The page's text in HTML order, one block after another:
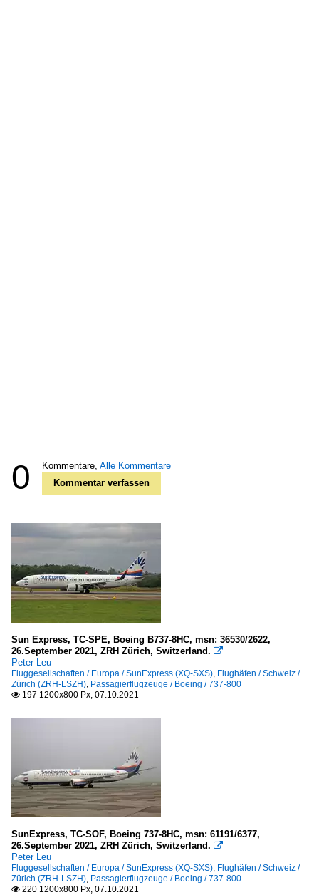
0 Kommentare, Alle Kommentare
Kommentar verfassen
Sun Express, TC-SPE, Boeing B737-8HC, msn: 36530/2622,
26.September 2021, ZRH Zürich, Switzerland. 
Peter Leu
Fluggesellschaften / Europa / SunExpress (XQ-SXS), Flughäfen / Schweiz /
Zürich (ZRH-LSZH), Passagierflugzeuge / Boeing / 737-800
 197 1200x800 Px, 07.10.2021
SunExpress, TC-SOF, Boeing 737-8HC, msn: 61191/6377,
26.September 2021, ZRH Zürich, Switzerland. 
Peter Leu
Fluggesellschaften / Europa / SunExpress (XQ-SXS), Flughäfen / Schweiz /
Zürich (ZRH-LSZH), Passagierflugzeuge / Boeing / 737-800
 220 1200x800 Px, 07.10.2021